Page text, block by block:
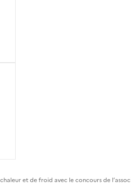
et de froid avec le concours de